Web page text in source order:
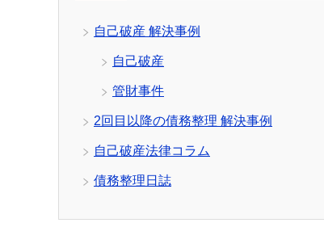
自己破産 解決事例
自己破産
管財事件
2回目以降の債務整理 解決事例
自己破産法律コラム
債務整理日誌